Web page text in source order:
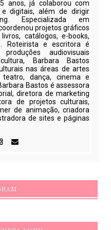
anos, já colaborou com
e digitais, além de dirigir
Especializada em
projetos gráficos
catálogos, e-books,
Roteirista e escritora é
audiovisuais
Barbara Bastos
nas áreas de artes
teatro, dança, cinema e
Bastos é assessora
diretora de marketing
de projetos culturais,
de animação, criadora
de sites e páginas